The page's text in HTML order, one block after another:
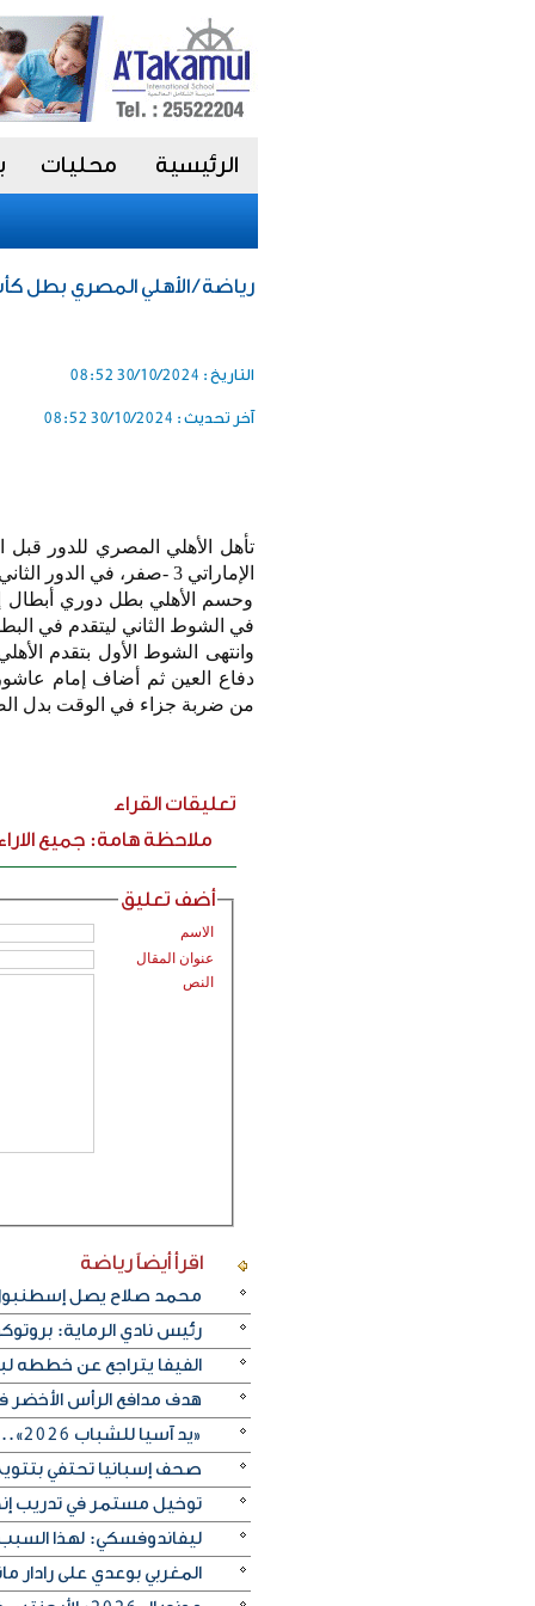
الرئيسية محليات
رياضة / الأهلي المصري بطل
التاريخ : 30/10/2024 08:52
آخر تحديث : 30/10/2024 08:52
تأهل الأهلي المصري للدور قبل
الإماراتي 3 -صفر، في الدور الثاني.
وحسم الأهلي بطل دوري أبطال
في الشوط الثاني ليتقدم في
من ضربة جزاء في الوقت بدل
تعليقات القراء
ملاحظة هامة: جميع
أضف تعليق
الاسم
عنوان المقال
النص
اقرأ أيضاًرياضة
محمد صلاح يصل إسطنبول
رئيس نادي الرماية:
الفيفا يتراجع عن خططه
هدف مدافع الرأس الأخضر في
«يد آسيا للشباب 2026».. منتخب الكويت يتغلب على الصين تايبيه «30-29» ويحرز المركز الخامس
صحف إسبانيا تحتفي بتتويج
توخيل مستمر في تدريب
ليفاندوفسكي: لهذا
المغربي بوعدي على رادار